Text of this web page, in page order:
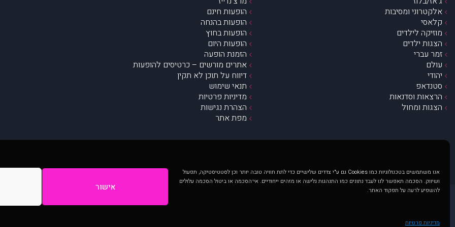
אנו משתמשים בטכנולוגיות כמו Cookies גם ע"י צדדים שלישיים כדי לתת חוויה טובה יותר וכן לסטטיסטיקה, תפעול
ושיווק. הסכמה תאפשר לנו לעבד נתונים כמו התנהגות גלישה או מזהים ייחודיים. אי־הסכמה או ביטול הסכמה עלולים
להשפיע לרעה על תפקוד האתר.
אישור
מדיניות פרטיות
אלקטרוני ומסיבות
קלאסי
מוזיקה לילדים
הצגות ילדים
זמר עברי
עולם
יהודי
סטנדאפ
הרצאות וסדנאות
הצגות ומחול
הופעות חינם
הופעות בהנחה
הופעות בחוץ
הופעות היום
הזמנת הופעה
אתרים מורשים – כרטיסים להופעות
דיווח על תוכן לא תקין
תנאי שימוש
מדיניות פרטיות
הצהרת נגישות
מפת אתר